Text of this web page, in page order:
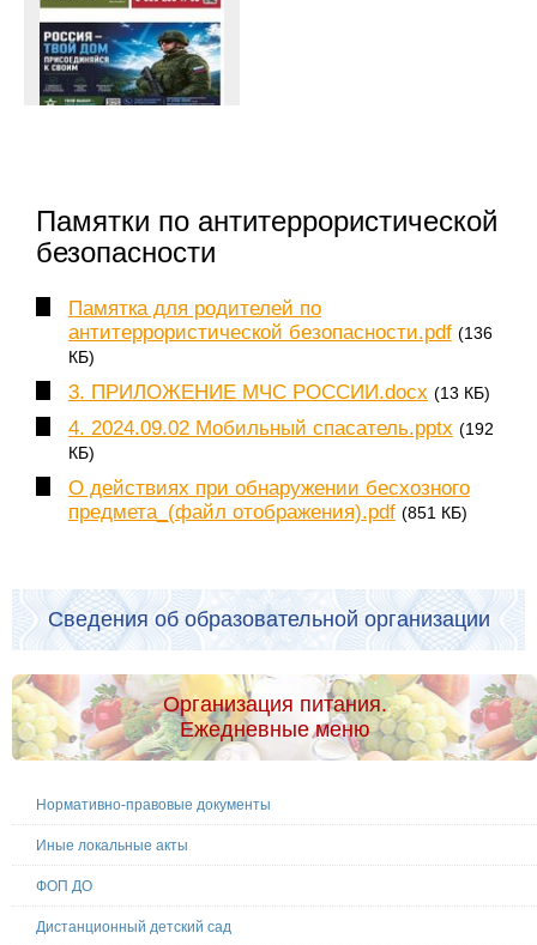
Памятки по антитеррористической
безопасности
Памятка для родителей по
антитеррористической безопасности.pdf (136
КБ)
3. ПРИЛОЖЕНИЕ МЧС РОССИИ.docx (13 КБ)
4. 2024.09.02 Мобильный спасатель.pptx (192
КБ)
О действиях при обнаружении бесхозного
предмета_(файл отображения).pdf (851 КБ)
Сведения об образовательной организации
Организация питания.
Ежедневные меню
Нормативно-правовые документы
Иные локальные акты
ФОП ДО
Дистанционный детский сад